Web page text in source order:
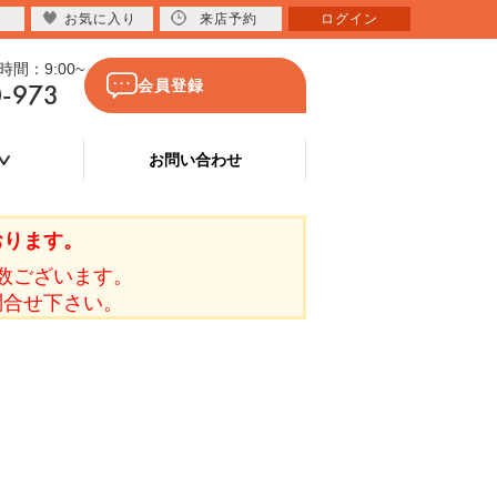
間：9:00~
973 会員登録
お問い合わせ
ます。
ざいます。
せ下さい。
お気に入り 来店予約 ログイン